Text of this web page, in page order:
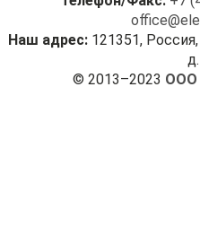
Наш адрес: 121351,
© 2013–2023 ООО